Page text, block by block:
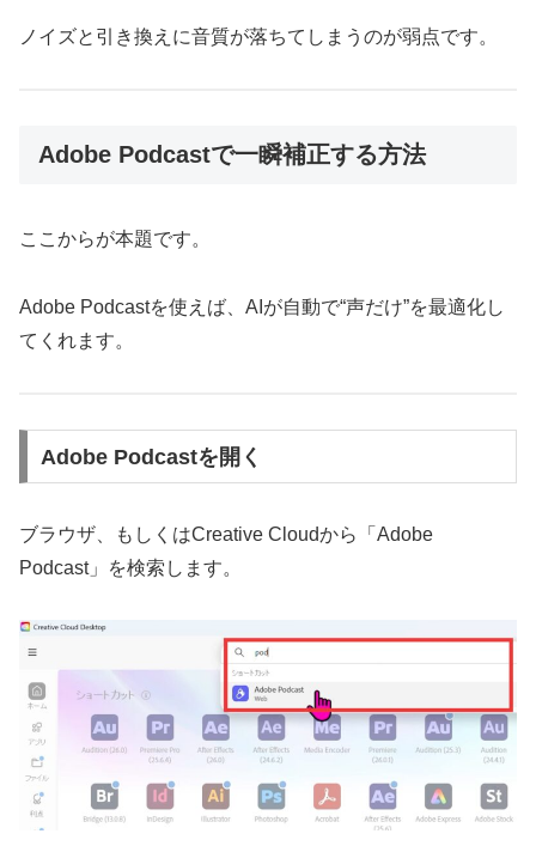
ノイズと引き換えに音質が落ちてしまうのが弱点です。
Adobe Podcastで一瞬補正する方法
ここからが本題です。
Adobe Podcastを使えば、AIが自動で“声だけ”を最適化し
てくれます。
Adobe Podcastを開く
ブラウザ、もしくはCreative Cloudから「Adobe
Podcast」を検索します。